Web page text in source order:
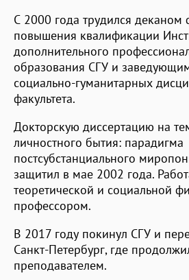
С 2000 года трудился деканом
повышения квалификации
дополнительного
образования СГУ и
социально-гуманитарных
факультета.
Докторскую диссертацию на
личностного бытия: парадигма
постсубстанциального
защитил в мае 2002 года.
теоретической и социальной
профессором.
В 2017 году покинул СГУ и
Санкт-Петербург, где
преподавателем.